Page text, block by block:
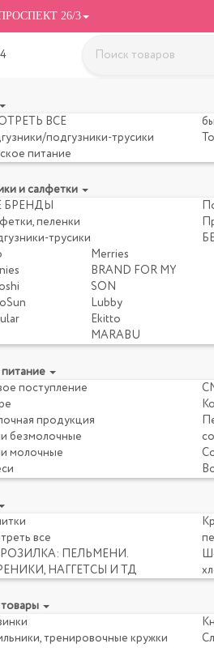
26/3
ВСЕ
подгузники-трусики
питание
и салфетки
БРЕНДЫ
пеленки
трусики
Merries
BRAND FOR MY
SON
Lubby
Ekitto
MARABU
поступление
продукция
безмолочные
молочные
все
ПЕЛЬМЕНИ.
НАГГЕТСЫ И ТД
тренировочные кружки